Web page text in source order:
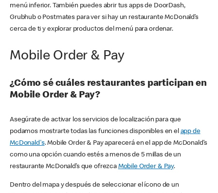
menú inferior. También puedes abrir tus apps de DoorDash,
Grubhub o Postmates para ver si hay un restaurante McDonald’s
cerca de ti y explorar productos del menú para ordenar.
Mobile Order & Pay
¿Cómo sé cuáles restaurantes participan en
Mobile Order & Pay?
Asegúrate de activar los servicios de localización para que
podamos mostrarte todas las funciones disponibles en el app de
McDonald's. Mobile Order & Pay aparecerá en el app de McDonald’s
como una opción cuando estés a menos de 5 millas de un
restaurante McDonald’s que ofrezca Mobile Order & Pay.
Dentro del mapa y después de seleccionar el ícono de un